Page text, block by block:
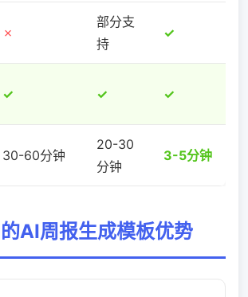
✗
部分支
持
✓
✓ ✓ ✓
30-60分钟
20-30
分钟
3-5分钟
AI周报生成模板优势